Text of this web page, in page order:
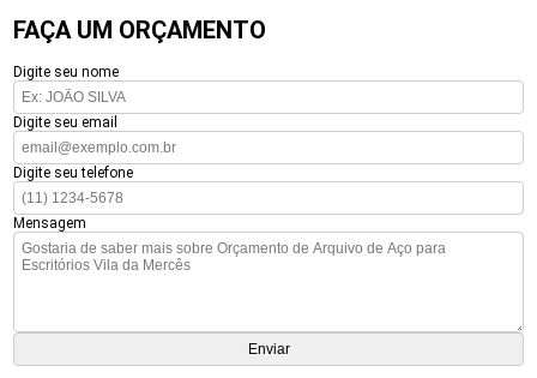
FAÇA UM ORÇAMENTO
Digite seu nome
Digite seu email
Digite seu telefone
Mensagem